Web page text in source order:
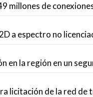
millones de
a espectro no
en la región en un
licitación de la red